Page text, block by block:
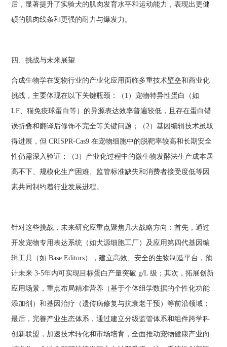
后，显著提升了实验犬的肌肉发育水平和运动能力，表现出更健
硕的肌肉线条和更强的耐力与爆发力。
四、挑战与未来展望
合成生物学在宠物行业的产业化应用面临多重技术壁垒和商业化
挑战，主要体现在以下关键瓶颈：（1）宠物特异性蛋白（如
LF、猫免疫球蛋白等）的异源表达效率普遍较低，且存在蛋白错
误折叠和翻译后修饰不完全等关键问题；（2）基因编辑技术虽取
得进展，但 CRISPR-Cas9 在宠物细胞中的脱靶率较高和长期安全
性仍需深入验证；（3）产业化过程中的微生物发酵法生产成本居
高不下、规模化生产困难、监管标准缺失和消费者接受度低等因
素共同制约着行业发展进程。
针对这些挑战，未来研究应重点聚焦几大战略方向：首先，通过
开发宠物专用表达系统（如犬源细胞工厂）及应用第四代基因编
辑工具（如 Base Editors），建立高效、安全的生物制造平台，预
计未来 3-5年内可实现目标蛋白产量突破 g/L 级；其次，拓展创新
应用场景，重点布局精准营养（基于个体组学数据的个性化功能
添加剂）和基因治疗（遗传病修复与抗衰老干预）等前沿领域；
最后，完善产业生态体系，通过建立分级监管体系和组件跨学科
创新联盟，加速技术转化和市场培育，全面推动宠物健康产业向